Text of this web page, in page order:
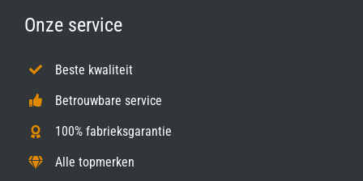
Onze service
Beste kwaliteit
Betrouwbare service
100% fabrieksgarantie
Alle topmerken